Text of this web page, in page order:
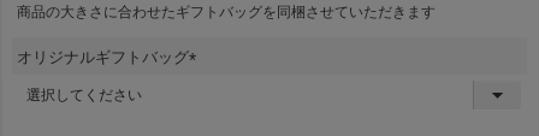
須
商品の大きさに合わせたギフトバッグを同梱させていただきます
オリジナルギフトバッグ